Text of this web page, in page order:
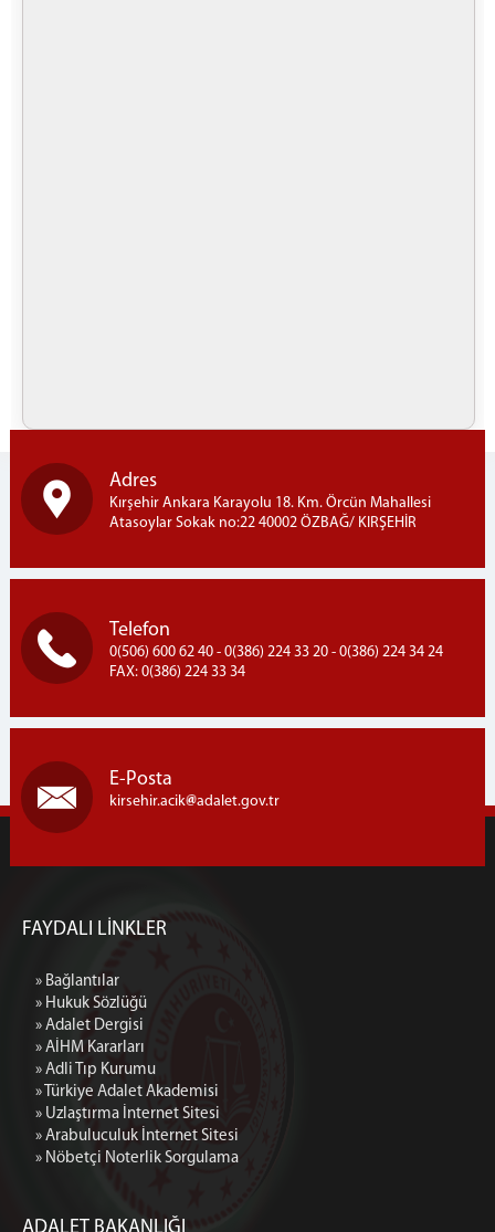
Adres
Kırşehir Ankara Karayolu 18. Km. Örcün Mahallesi
Atasoylar Sokak no:22 40002 ÖZBAĞ/ KIRŞEHİR
Telefon
0(506) 600 62 40 - 0(386) 224 33 20 - 0(386) 224 34 24
FAX: 0(386) 224 33 34
E-Posta
kirsehir.acik adalet.gov.tr
FAYDALI LİNKLER
» Bağlantılar
» Hukuk Sözlüğü
» Adalet Dergisi
» AİHM Kararları
» Adli Tıp Kurumu
» Türkiye Adalet Akademisi
» Uzlaştırma İnternet Sitesi
» Arabuluculuk İnternet Sitesi
» Nöbetçi Noterlik Sorgulama